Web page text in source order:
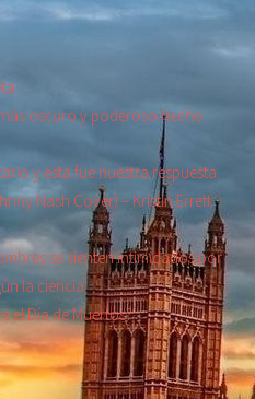
oscuro y poderoso hecho
y esta fue nuestra respuesta.
Nash Cover) – Kristin Errett
se sienten intimidados por
la ciencia
el Día de Muertos?